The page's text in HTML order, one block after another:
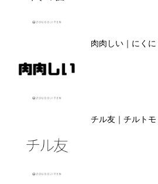
肉肉しい｜にく
チル友｜チルトモ